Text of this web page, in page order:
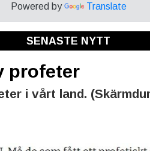
Powered by Translate
SENASTE NYTT
profeter
i vårt land.